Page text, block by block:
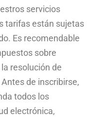
servicios
tarifas están sujetas
Es recomendable
sobre
resolución de
de inscribirse,
todos los
electrónica,